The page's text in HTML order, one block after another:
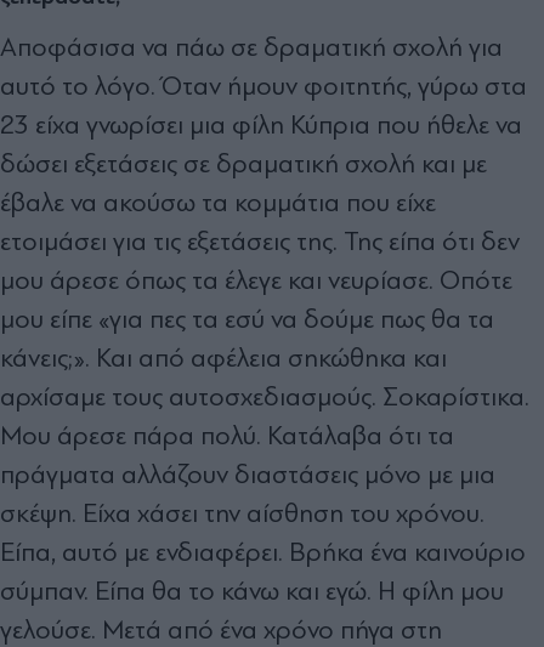
Αποφάσισα να πάω σε δραματική σχολή για
αυτό το λόγο. Όταν ήμουν φοιτητής, γύρω στα
23 είχα γνωρίσει μια φίλη Κύπρια που ήθελε να
δώσει εξετάσεις σε δραματική σχολή και με
έβαλε να ακούσω τα κομμάτια που είχε
ετοιμάσει για τις εξετάσεις της. Της είπα ότι δεν
μου άρεσε όπως τα έλεγε και νευρίασε. Οπότε
μου είπε «για πες τα εσύ να δούμε πως θα τα
κάνεις;». Και από αφέλεια σηκώθηκα και
αρχίσαμε τους αυτοσχεδιασμούς. Σοκαρίστικα.
Μου άρεσε πάρα πολύ. Κατάλαβα ότι τα
πράγματα αλλάζουν διαστάσεις μόνο με μια
σκέψη. Είχα χάσει την αίσθηση του χρόνου.
Είπα, αυτό με ενδιαφέρει. Βρήκα ένα καινούριο
σύμπαν. Είπα θα το κάνω και εγώ. Η φίλη μου
γελούσε. Μετά από ένα χρόνο πήγα στη